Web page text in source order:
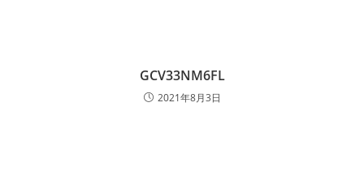
GCV33NM6FL
2021年8月3日